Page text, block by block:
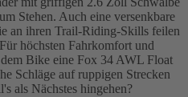
Stehen. Auch eine versenkbare
an ihren Trail-Riding-Skills feilen
höchsten Fahrkomfort und
Bike eine Fox 34 AWL Float
Schläge auf ruppigen Strecken
als Nächstes hingehen?